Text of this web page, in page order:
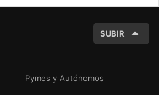
SUBIR
Pymes y Autónomos